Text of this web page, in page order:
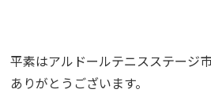
平素はアルドールテニスステージ
ありがとうございます。